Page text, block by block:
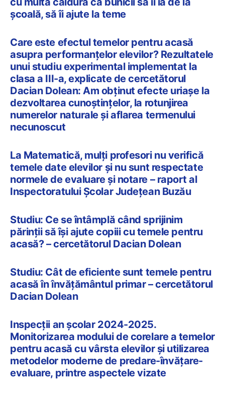
școală, să îi ajute la teme
Care este efectul temelor pentru acasă
asupra performanțelor elevilor? Rezultatele
unui studiu experimental implementat la
clasa a III-a, explicate de cercetătorul
Dacian Dolean: Am obținut efecte uriașe la
dezvoltarea cunoștințelor, la rotunjirea
numerelor naturale și aflarea termenului
necunoscut
La Matematică, mulți profesori nu verifică
temele date elevilor și nu sunt respectate
normele de evaluare și notare – raport al
Inspectoratului Școlar Județean Buzău
Studiu: Ce se întâmplă când sprijinim
părinții să își ajute copiii cu temele pentru
acasă? – cercetătorul Dacian Dolean
Studiu: Cât de eficiente sunt temele pentru
acasă în învățământul primar – cercetătorul
Dacian Dolean
Inspecții an școlar 2024-2025.
Monitorizarea modului de corelare a temelor
pentru acasă cu vârsta elevilor și utilizarea
metodelor moderne de predare-învățare-
evaluare, printre aspectele vizate